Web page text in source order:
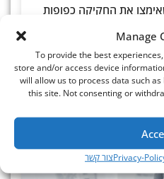
Manage
To provide the best
store and/or access device
will allow us to process data such
this site. Not consenting or
Privacy-צור קשר
שאימצו את החקיקה כפופות